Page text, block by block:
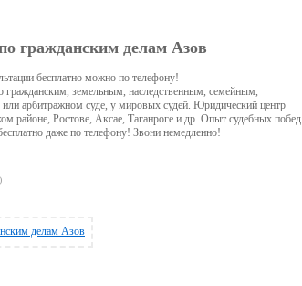
гражданским делам Азов
бесплатно можно по телефону!
земельным, наследственным, семейным,
арбитражном суде, у мировых судей. Юридический центр
районе, Ростове, Аксае, Таганроге и др. Опыт судебных побед
даже по телефону! Звони немедленно!